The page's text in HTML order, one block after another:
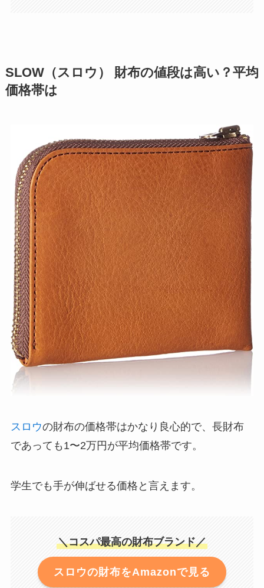
SLOW（スロウ） 財布の値段は高い？平均
価格帯は
スロウの財布の価格帯はかなり良心的で、長財布
であっても1〜2万円が平均価格帯です。
学生でも手が伸ばせる価格と言えます。
＼コスパ最高の財布ブランド／
スロウの財布をAmazonで見る